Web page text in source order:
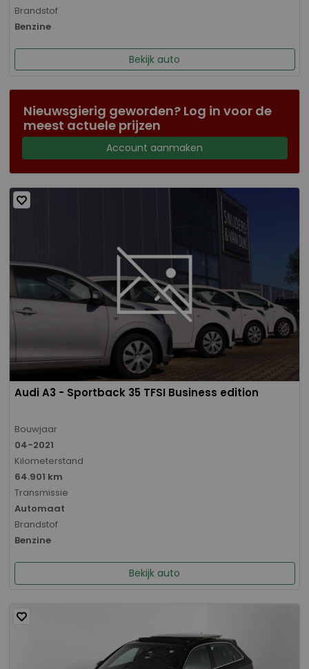
Brandstof
Benzine
Bekijk auto
Nieuwsgierig geworden? Log in voor de
meest actuele prijzen
Account aanmaken
Audi A3 - Sportback 35 TFSI Business edition
Bouwjaar
04-2021
Kilometerstand
64.901 km
Transmissie
Automaat
Brandstof
Benzine
Bekijk auto